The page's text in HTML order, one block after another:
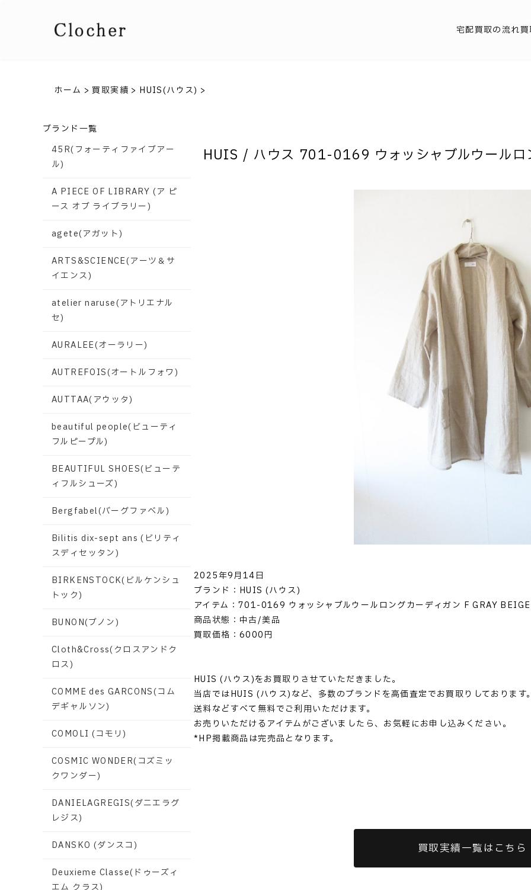
宅配買取の流れ
ホーム >買取実績 > HUIS(ハウス) >
HUIS / ハウス 701-0169 ウォッシャブルウールロ
2025年9月14日
ブランド：HUIS (ハウス)
アイテム：701-0169 ウォッシャブルウールロングカーディガン F GRAY BEIGE
商品状態：中古/美品
買取価格：6000円
HUIS (ハウス)をお買取りさせていただきました。
当店ではHUIS (ハウス)など、多数のブランドを高価査定でお買取りしております
送料などすべて無料でご利用いただけます。
お売りいただけるアイテムがございましたら、お気軽にお申し込みください。
*HP掲載商品は完売品となります。
買取実績一覧はこちら
ブランド一覧
45R(フォーティファイブアー
ル)
A PIECE OF LIBRARY (ア ピ
ース オブ ライブラリー)
agete(アガット)
ARTS&SCIENCE(アーツ＆サ
イエンス)
atelier naruse(アトリエナル
セ)
AURALEE(オーラリー)
AUTREFOIS(オートルフォワ)
AUTTAA(アウッタ)
beautiful people(ビューティ
フルピープル)
BEAUTIFUL SHOES(ビューテ
ィフルシューズ)
Bergfabel(バーグファベル)
Bilitis dix-sept ans (ビリティ
スディセッタン)
BIRKENSTOCK(ビルケンシュ
トック)
BUNON(ブノン)
Cloth&Cross(クロスアンドク
ロス)
COMME des GARCONS(コム
デギャルソン)
COMOLI (コモリ)
COSMIC WONDER(コズミッ
クワンダー)
DANIELAGREGIS(ダニエラグ
レジス)
DANSKO (ダンスコ)
Deuxieme Classe(ドゥーズィ
エム クラス)